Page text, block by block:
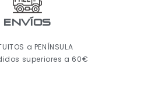
ENVÍOS
a PENÍNSULA
superiores a 60€